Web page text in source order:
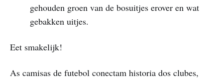
gehouden groen van de bosuitjes erover en wat
gebakken uitjes.
Eet smakelijk!
As camisas de futebol conectam historia dos clubes,